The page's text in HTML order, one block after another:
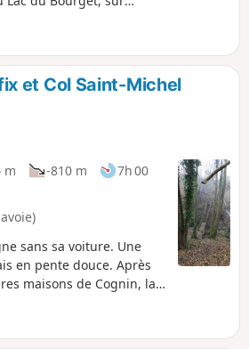
clair.
et Col Saint-Michel
m -810 m
7h 00
sans sa voiture. Une
en pente douce. Après
maisons de Cognin, la
chevaux, et les
Saint-Sulpice que